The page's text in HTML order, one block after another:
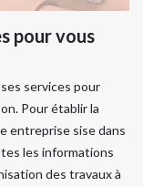
pour vous
services pour
Pour établir la
entreprise sise dans
les informations
des travaux à